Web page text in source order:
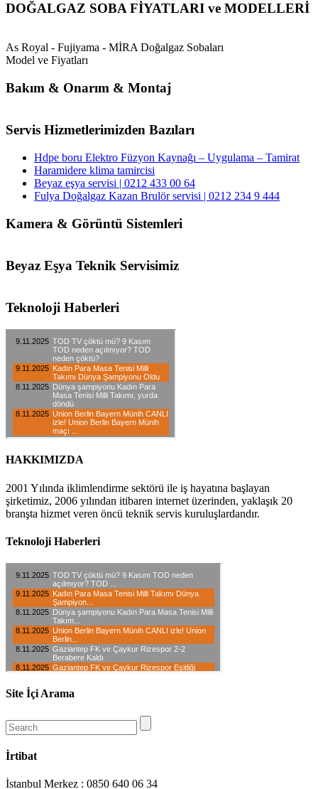
DOĞALGAZ SOBA FİYATLARI ve MODELLERİ
As Royal - Fujiyama - MİRA Doğalgaz Sobaları
Model ve Fiyatları
Bakım & Onarım & Montaj
Servis Hizmetlerimizden Bazıları
Hdpe boru Elektro Füzyon Kaynağı – Uygulama – Tamirat
Haramidere klima tamircisi
Beyaz eşya servisi | 0212 433 00 64
Fulya Doğalgaz Kazan Brulör servisi | 0212 234 9 444
Kamera & Görüntü Sistemleri
Beyaz Eşya Teknik Servisimiz
Teknoloji Haberleri
HAKKIMIZDA
2001 Yılında iklimlendirme sektörü ile iş hayatına başlayan
şirketimiz, 2006 yılından itibaren internet üzerinden, yaklaşık 20
branşta hizmet veren öncü teknik servis kuruluşlardandır.
Teknoloji Haberleri
Site İçi Arama
İrtibat
İstanbul Merkez : 0850 640 06 34